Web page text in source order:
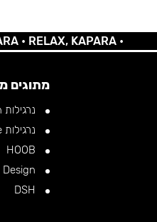
KAPARA •
מתוגים
נרגילות Alpha Hookah
נרגילות Amy Deluxe